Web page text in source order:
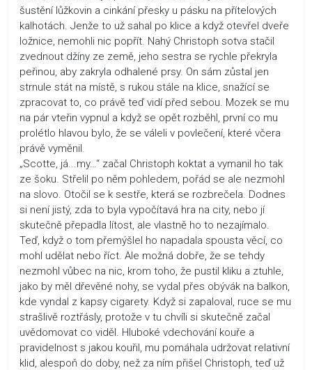
šustění lůžkovin a cinkání přesky u pásku na přítelových
kalhotách. Jenže to už sahal po klice a když otevřel dveře
ložnice, nemohli nic popřít. Nahý Christoph sotva stačil
zvednout džíny ze země, jeho sestra se rychle překryla
peřinou, aby zakryla odhalené prsy. On sám zůstal jen
strnule stát na místě, s rukou stále na klice, snažící se
zpracovat to, co právě teď vidí před sebou. Mozek se mu
na pár vteřin vypnul a když se opět rozběhl, první co mu
prolétlo hlavou bylo, že se váleli v povlečení, které včera
právě vyměnil.
„Scotte, já...my…“ začal Christoph koktat a vymanil ho tak
ze šoku. Střelil po něm pohledem, pořád se ale nezmohl
na slovo. Otočil se k sestře, která se rozbrečela. Dodnes
si není jistý, zda to byla vypočítavá hra na city, nebo jí
skutečně přepadla lítost, ale vlastně ho to nezajímalo.
Teď, když o tom přemýšlel ho napadala spousta věcí, co
mohl udělat nebo říct. Ale možná dobře, že se tehdy
nezmohl vůbec na nic, krom toho, že pustil kliku a ztuhle,
jako by měl dřevěné nohy, se vydal přes obývák na balkon,
kde vyndal z kapsy cigarety. Když si zapaloval, ruce se mu
strašlivě roztřásly, protože v tu chvíli si skutečně začal
uvědomovat co viděl. Hluboké vdechování kouře a
pravidelnost s jakou kouřil, mu pomáhala udržovat relativní
klid, alespoň do doby, než za ním přišel Christoph, teď už